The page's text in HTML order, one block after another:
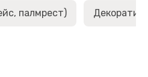
палмрест)